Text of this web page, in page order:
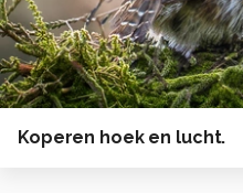
Koperen hoek en lucht.